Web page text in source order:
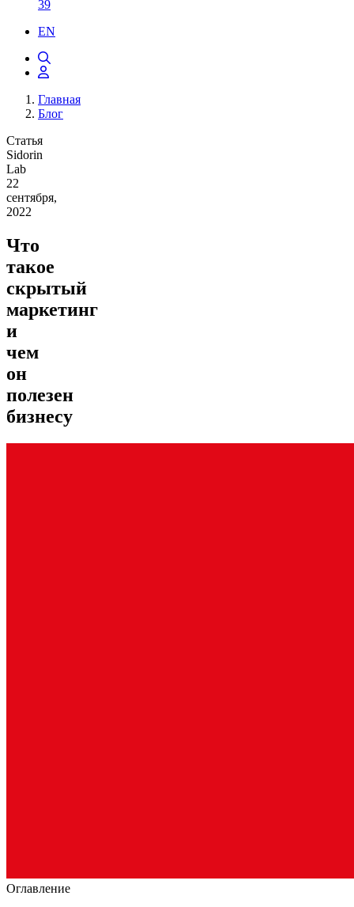
39
EN
Главная
Блог
Статья
Sidorin
Lab
22
сентября,
2022
Что
такое
скрытый
маркетинг
и
чем
он
полезен
бизнесу
Оглавление